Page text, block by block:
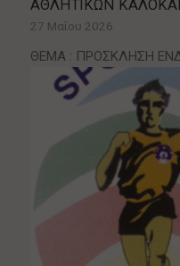
ΑΘΛΗΤΙΚΩΝ
27 Μαΐου 2026
ΘΕΜΑ : ΠΡΟΣΚΛΗΣΗ